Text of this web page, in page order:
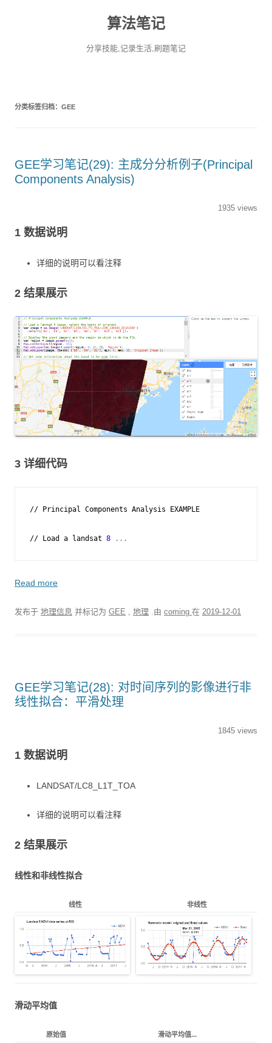
算法笔记
分享技能,记录生活,刷题笔记
分类标签归档： GEE
GEE学习笔记(29): 主成分分析例子(Principal
Components Analysis)
1935 views
1 数据说明
详细的说明可以看注释
2 结果展示
3 详细代码
// Principal Components Analysis EXAMPLE
// Load a landsat 8 ...
Read more
发布于 地理信息 并标记为 GEE 地理 .由 coming 在 2019-12-01
GEE学习笔记(28): 对时间序列的影像进行非
线性拟合：平滑处理
1845 views
1 数据说明
LANDSAT/LC8_L1T_TOA
详细的说明可以看注释
2 结果展示
线性和非线性拟合
线性 非线性
滑动平均值
原始值 滑动平均值...